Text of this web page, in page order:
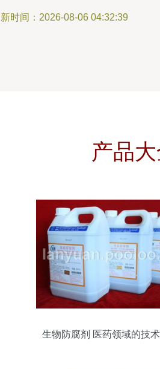
时间：2026-08-06 04:32:39
产品
生物防腐剂 医药领域的技